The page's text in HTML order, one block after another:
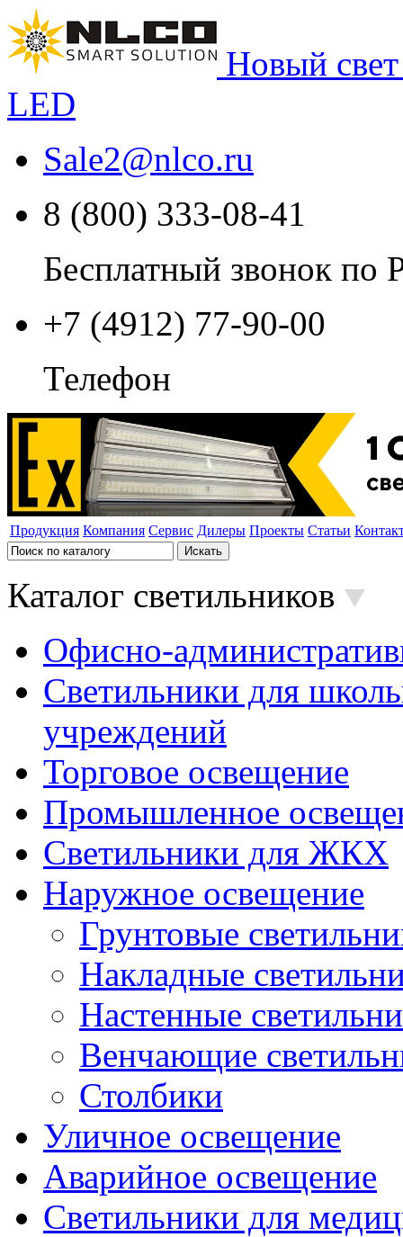
Новый
LED
Sale2@nlco.ru
8 (800) 333-08-41
Бесплатный звонок по
+7 (4912) 77-90-00
Телефон
Продукция Компания Сервис Дилеры Проекты Статьи
Каталог светильников
Офисно-
Светильники для
учреждений
Торговое освещение
Промышленное
Светильники для ЖКХ
Наружное освещение
Грунтовые
Накладные
Настенные
Венчающие
Столбики
Уличное освещение
Аварийное освещение
Светильники для